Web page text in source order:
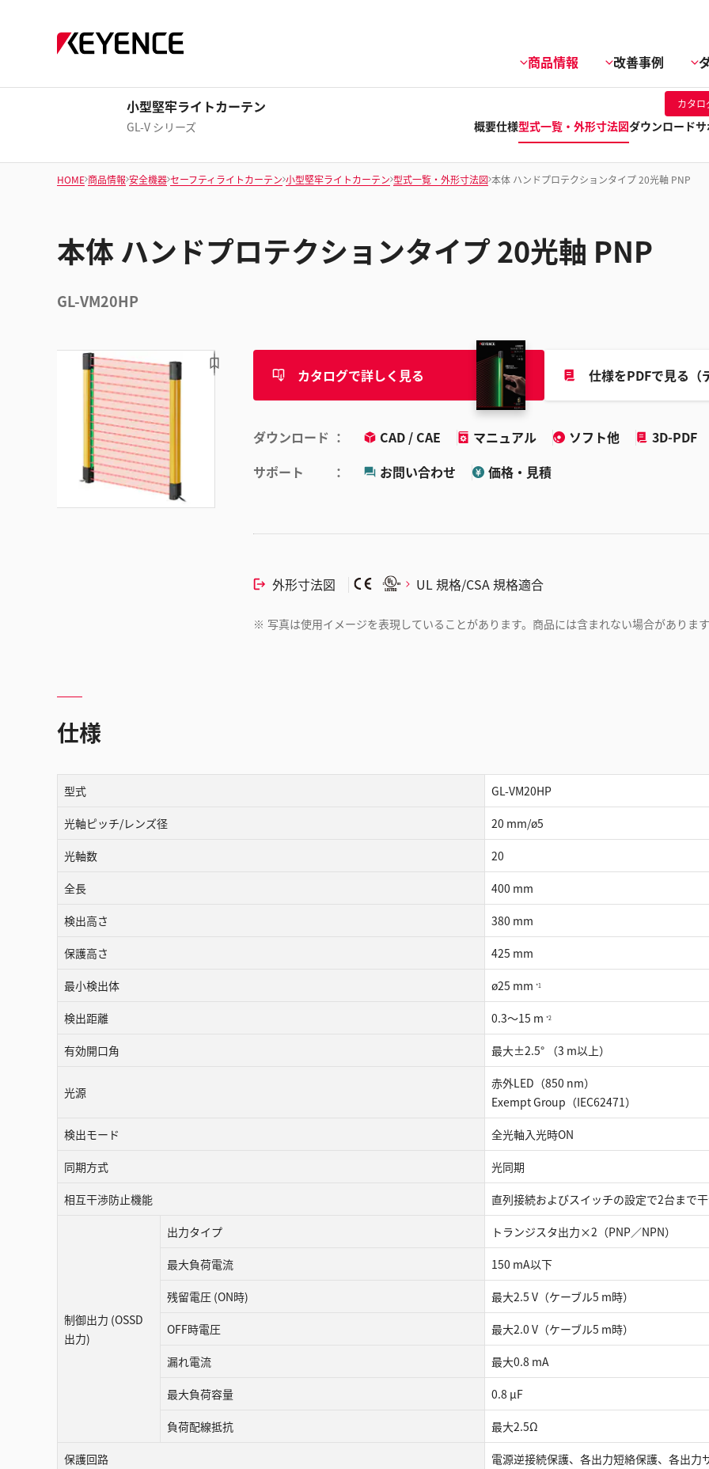
商品情報 改善事例
小型堅牢ライトカーテン
GL-V シリーズ
カタロ
概要仕様型式一覧・外形寸法図ダウンロード
HOME 商品情報 安全機器 セーフティライトカーテン 小型堅牢ライトカーテン 型式一覧・外形寸法図 本体 ハンドプロテクションタイプ 20光軸 PNP
本体 ハンドプロテクションタイプ 20光軸 PNP
GL-VM20HP
カタログで詳しく見る 仕様をPDFで見る（
ダウンロード CAD / CAE マニュアル ソフト他
3D-PDF
サポート
お問い合わせ 価格・見積
外形寸法図 UL 規格/CSA 規格適合
※ 写真は使用イメージを表現していることがあります。商品には含まれない場合がありま
仕様
型式 GL-VM20HP
光軸ピッチ/レンズ径 20 mm/ø5
光軸数 20
全長 400 mm
検出高さ 380 mm
保護高さ 425 mm
最小検出体 ø25 mm *1
検出距離 0.3〜15 m *2
有効開口角 最⼤±2.5° （3 m以上）
光源
⾚外LED（850 nm）
Exempt Group（IEC62471）
検出モード 全光軸⼊光時ON
同期方式 光同期
相互⼲渉防⽌機能 直列接続およびスイッチの設定で2台まで
制御出力 (OSSD
出力)
出力タイプ トランジスタ出⼒×2（PNP／NPN）
最大負荷電流 150 mA以下
残留電圧 (ON時) 最⼤2.5 V（ケーブル5 m時）
OFF時電圧 最⼤2.0 V（ケーブル5 m時）
漏れ電流 最⼤0.8 mA
最大負荷容量 0.8 μF
負荷配線抵抗 最⼤2.5Ω
保護回路 電源逆接続保護、各出⼒短絡保護、各出⼒